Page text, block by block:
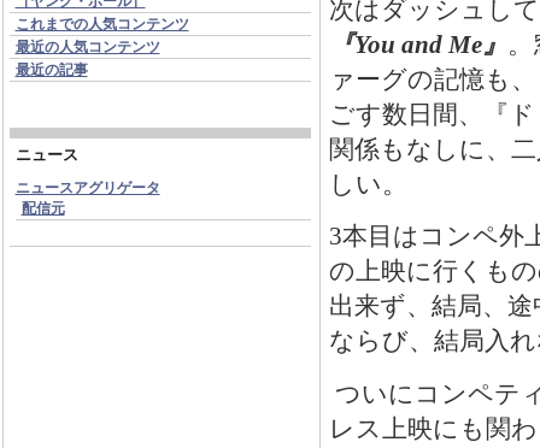
これまでの人気コンテンツ
最近の人気コンテンツ
最近の記事
ニュース
ニュースアグリゲータ
配信元
次はダッシュし
『You and Me』
ァーグの記憶も
ごす数日間、『
関係もなしに、
しい。
3本目はコンペ外
の上映に行くも
出来ず、結局、
ならび、結局入
ついにコンペテ
レス上映にも関